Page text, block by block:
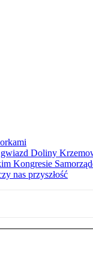
Doliny
Kongresie
nas przyszłość